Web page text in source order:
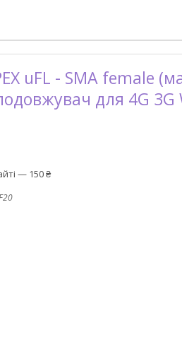
uFL - SMA female
для 4G 3G
— 150 ₴